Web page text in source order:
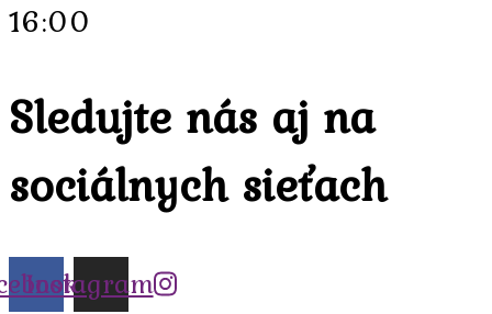
16:00
Sledujte nás aj na
sociálnych sieťach
Instagram